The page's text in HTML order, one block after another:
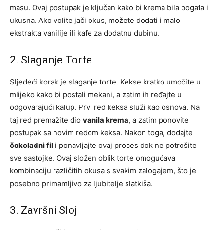
masu. Ovaj postupak je ključan kako bi krema bila bogata i
ukusna. Ako volite jači okus, možete dodati i malo
ekstrakta vanilije ili kafe za dodatnu dubinu.
2. Slaganje Torte
Sljedeći korak je slaganje torte. Kekse kratko umočite u
mlijeko kako bi postali mekani, a zatim ih ređajte u
odgovarajući kalup. Prvi red keksa služi kao osnova. Na
taj red premažite dio vanila krema, a zatim ponovite
postupak sa novim redom keksa. Nakon toga, dodajte
čokoladni fil i ponavljajte ovaj proces dok ne potrošite
sve sastojke. Ovaj složen oblik torte omogućava
kombinaciju različitih okusa s svakim zalogajem, što je
posebno primamljivo za ljubitelje slatkiša.
3. Završni Sloj